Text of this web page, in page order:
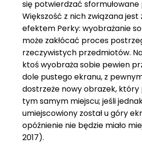
się potwierdzać sformułowane
Większość z nich związana jest
efektem Perky: wyobrażanie
może zakłócać proces
rzeczywistych przedmiotów.
ktoś wyobraża sobie pewien
dole pustego ekranu, z
dostrzeże nowy obrazek, który
tym samym miejscu; jeśli
umiejscowiony został u góry
opóźnienie nie będzie miało
2017).